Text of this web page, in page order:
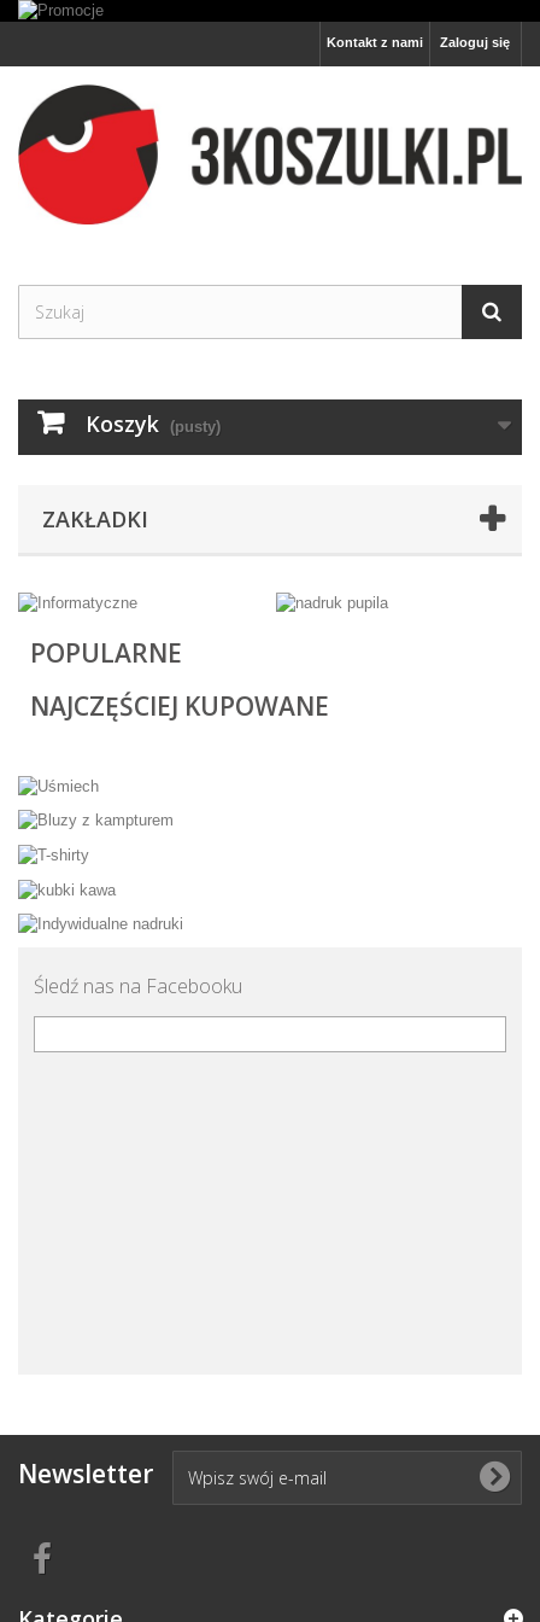
Zaloguj się
Kontakt z nami
Koszyk (pusty)
ZAKŁADKI
POPULARNE
NAJCZĘŚCIEJ KUPOWANE
Śledź nas na Facebooku
Newsletter